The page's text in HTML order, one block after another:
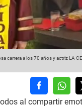
carrera a los 70 años y actriz LA
al compartir